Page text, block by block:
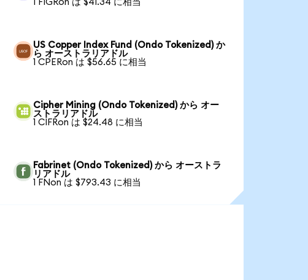
1 FIGRon は $41.34 に相当
US Copper Index Fund (Ondo Tokenized) か
ら オーストラリアドル
1 CPERon は $56.65 に相当
Cipher Mining (Ondo Tokenized) から オー
ストラリアドル
1 CIFRon は $24.48 に相当
Fabrinet (Ondo Tokenized) から オーストラ
リアドル
1 FNon は $793.43 に相当